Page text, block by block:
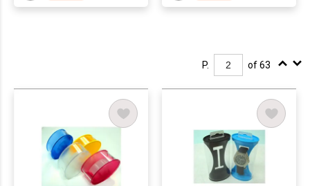
P. of 63